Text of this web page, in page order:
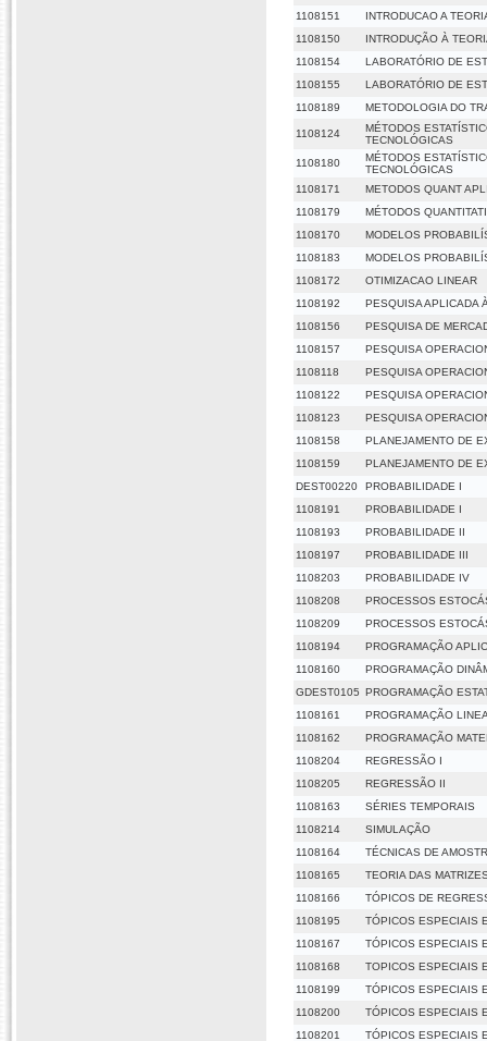
1108151
INTRODUCAO A
1108150
INTRODUÇÃO À
1108154
LABORATÓRIO DE
1108155
LABORATÓRIO DE
1108189
METODOLOGIA DO
1108124
MÉTODOS
TECNOLÓGICAS
1108180
MÉTODOS
TECNOLÓGICAS
1108171
METODOS QUANT
1108179
MÉTODOS
1108170
MODELOS
1108183
MODELOS
1108172
OTIMIZACAO LINEAR
1108192
PESQUISA APLICADA
1108156
PESQUISA DE
1108157
PESQUISA
1108118
PESQUISA
1108122
PESQUISA
1108123
PESQUISA
1108158
PLANEJAMENTO DE
1108159
PLANEJAMENTO DE
DEST00220
PROBABILIDADE I
1108191
PROBABILIDADE I
1108193
PROBABILIDADE II
1108197
PROBABILIDADE III
1108203
PROBABILIDADE IV
1108208
PROCESSOS
1108209
PROCESSOS
1108194
PROGRAMAÇÃO
1108160
PROGRAMAÇÃO
GDEST0105 PROGRAMAÇÃO
1108161
PROGRAMAÇÃO
1108162
PROGRAMAÇÃO
1108204
REGRESSÃO I
1108205
REGRESSÃO II
1108163
SÉRIES TEMPORAIS
1108214
SIMULAÇÃO
1108164
TÉCNICAS DE
1108165
TEORIA DAS
1108166
TÓPICOS DE
1108195
TÓPICOS ESPECIAIS
1108167
TÓPICOS ESPECIAIS
1108168
TOPICOS ESPECIAIS
1108199
TÓPICOS ESPECIAIS
1108200
TÓPICOS ESPECIAIS
1108201
TÓPICOS ESPECIAIS